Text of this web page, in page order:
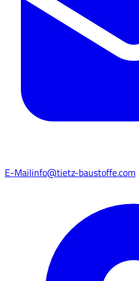
E-Mailinfo@tietz-baustoffe.com